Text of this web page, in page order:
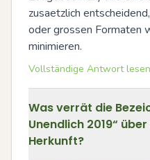
zusaetzlich
oder grossen Formaten
minimieren.
Vollständige Antwort
Was verrät die
Unendlich 2019“
Herkunft?